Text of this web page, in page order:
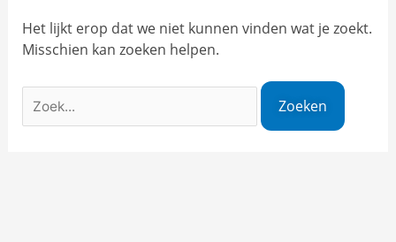
Het lijkt erop dat we niet kunnen vinden wat je zoekt.
Misschien kan zoeken helpen.